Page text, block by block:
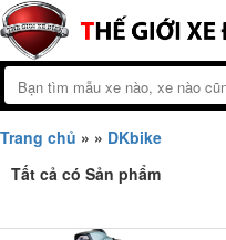
Trang chủ » » DKbike
Tất cả có Sản phẩm